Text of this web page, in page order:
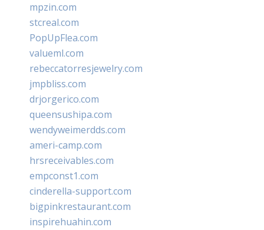
mpzin.com
stcreal.com
PopUpFlea.com
valueml.com
rebeccatorresjewelry.com
jmpbliss.com
drjorgerico.com
queensushipa.com
wendyweimerdds.com
ameri-camp.com
hrsreceivables.com
empconst1.com
cinderella-support.com
bigpinkrestaurant.com
inspirehuahin.com